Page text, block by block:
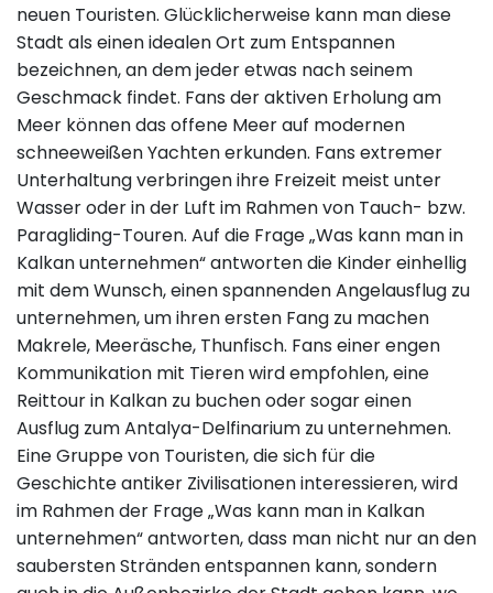
neuen Touristen. Glücklicherweise kann man diese
Stadt als einen idealen Ort zum Entspannen
bezeichnen, an dem jeder etwas nach seinem
Geschmack findet. Fans der aktiven Erholung am
Meer können das offene Meer auf modernen
schneeweißen Yachten erkunden. Fans extremer
Unterhaltung verbringen ihre Freizeit meist unter
Wasser oder in der Luft im Rahmen von Tauch- bzw.
Paragliding-Touren. Auf die Frage „Was kann man in
Kalkan unternehmen“ antworten die Kinder einhellig
mit dem Wunsch, einen spannenden Angelausflug zu
unternehmen, um ihren ersten Fang zu machen
Makrele, Meeräsche, Thunfisch. Fans einer engen
Kommunikation mit Tieren wird empfohlen, eine
Reittour in Kalkan zu buchen oder sogar einen
Ausflug zum Antalya-Delfinarium zu unternehmen.
Eine Gruppe von Touristen, die sich für die
Geschichte antiker Zivilisationen interessieren, wird
im Rahmen der Frage „Was kann man in Kalkan
unternehmen“ antworten, dass man nicht nur an den
saubersten Stränden entspannen kann, sondern